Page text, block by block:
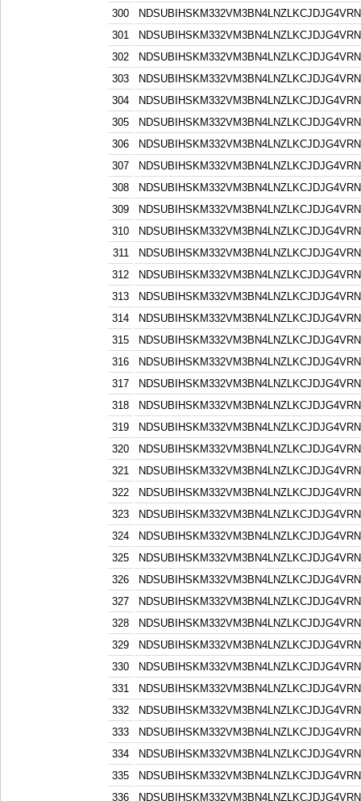
300
301
302
303
304
305
306
307
308
309
310
311
312
313
314
315
316
317
318
319
320
321
322
323
324
325
326
327
328
329
330
331
332
333
334
335
336